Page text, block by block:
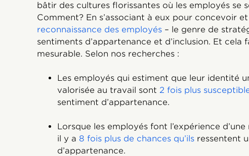
bâtir des cultures florissantes où les employés se
Comment? En s’associant à eux pour concevoir
reconnaissance des employés – le genre de
sentiments d’appartenance et d’inclusion. Et cela
mesurable. Selon nos recherches :
Les employés qui estiment que leur identité
valorisée au travail sont 2 fois plus
sentiment d’appartenance.
Lorsque les employés font l’expérience
il y a 8 fois plus de chances qu’ils ressentent
d’appartenance.